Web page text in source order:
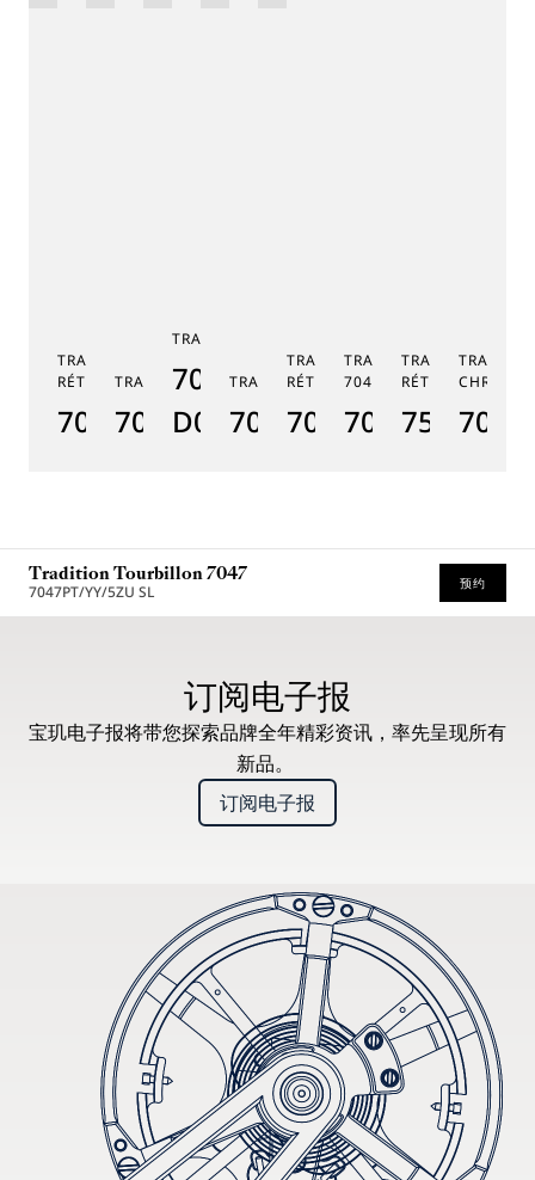
TRADITION SECONDE
RÉTROGRADE 7097
7097BR/GB/3WU
TRADITION GMT 7067
7067PT/NM/5W601
TRADITION 7038
7038BB/N9/7V6
D0
TRADITION 7037
7037PT/N9/5V6
TRADITION SECONDE
RÉTROGRADE 7035
7035BH/H2/9V6
TRADITION TOURBILLON
7047
7047PT/1Y/
TRADITION
RÉTROGRADE
7597BB/
Tradition Tourbillon 7047
7047PT/YY/5ZU SL 预约
订阅电子报
宝玑电子报将带您探索品牌全年精彩资讯，率先呈现所有
新品。
订阅电子报